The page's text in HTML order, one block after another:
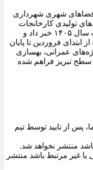
فضاهای شهری شهرداری
تولیدی کارخانجات
آسفالت این سازمان در چهار ماه نخست سال ۱۴۰۵ خبر داد و
و ۹۱۸ تن آسفالت از ابتدای فروردین تا پایان
عمرانی، بهسازی
تبریز فراهم شده
پس از تایید توسط تیم
منتشر نخواهد شد.
یا غیر مرتبط باشد منتشر